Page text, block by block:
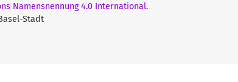
Namensnennung 4.0 International.
Stadt